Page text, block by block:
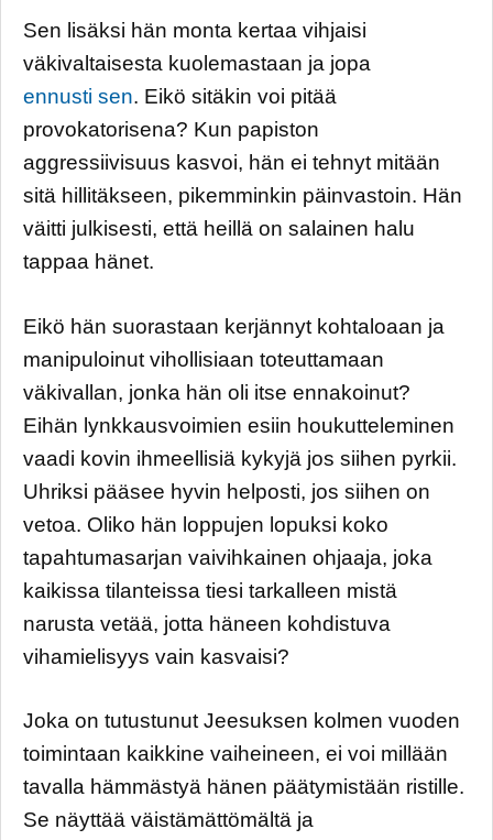
Sen lisäksi hän monta kertaa vihjaisi
väkivaltaisesta kuolemastaan ja jopa
ennusti sen. Eikö sitäkin voi pitää
provokatorisena? Kun papiston
aggressiivisuus kasvoi, hän ei tehnyt mitään
sitä hillitäkseen, pikemminkin päinvastoin. Hän
väitti julkisesti, että heillä on salainen halu
tappaa hänet.
Eikö hän suorastaan kerjännyt kohtaloaan ja
manipuloinut vihollisiaan toteuttamaan
väkivallan, jonka hän oli itse ennakoinut?
Eihän lynkkausvoimien esiin houkutteleminen
vaadi kovin ihmeellisiä kykyjä jos siihen pyrkii.
Uhriksi pääsee hyvin helposti, jos siihen on
vetoa. Oliko hän loppujen lopuksi koko
tapahtumasarjan vaivihkainen ohjaaja, joka
kaikissa tilanteissa tiesi tarkalleen mistä
narusta vetää, jotta häneen kohdistuva
vihamielisyys vain kasvaisi?
Joka on tutustunut Jeesuksen kolmen vuoden
toimintaan kaikkine vaiheineen, ei voi millään
tavalla hämmästyä hänen päätymistään ristille.
Se näyttää väistämättömältä ja